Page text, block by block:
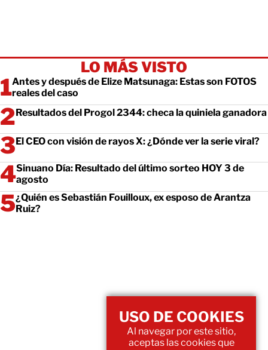
LO MÁS VISTO
Antes y después de Elize Matsunaga: Estas son FOTOS
reales del caso
Resultados del Progol 2344: checa la quiniela ganadora
El CEO con visión de rayos X: ¿Dónde ver la serie viral?
Sinuano Día: Resultado del último sorteo HOY 3 de
agosto
¿Quién es Sebastián Fouilloux, ex esposo de Arantza
Ruiz?
USO DE COOKIES
Al navegar por este sitio,
aceptas las cookies que